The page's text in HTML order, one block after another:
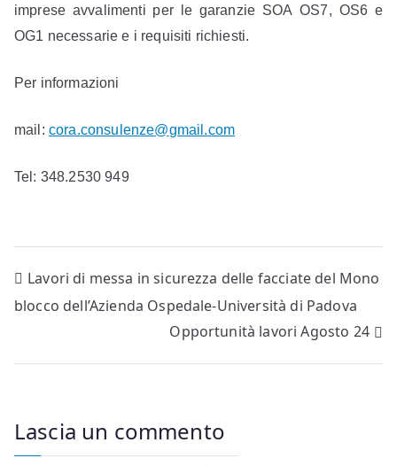
scuola
imprese avvalimenti per le garanzie SOAOS7, OS6 e
OG1 necessariee i requisiti richiesti.
Per informazioni
mail: cora.consulenze@gmail.com
Tel: 348.2530 949
Navigazione
articoli
Lavori di messa in sicurezza delle facciate del Mono
blocco dell’Azienda Ospedale-Università di Padova
Opportunità lavori Agosto 24
Lascia un commento